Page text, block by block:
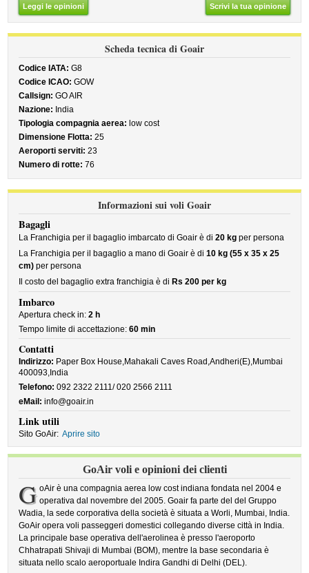
Leggi le opinioni Scrivi la tua opinione
Scheda tecnica di Goair
Codice IATA: G8
Codice ICAO: GOW
Callsign: GO AIR
Nazione: India
Tipologia compagnia aerea: low cost
Dimensione Flotta: 25
Aeroporti serviti: 23
Numero di rotte: 76
Informazioni sui voli Goair
Bagagli
La Franchigia per il bagaglio imbarcato di Goair è di20 kg per persona
La Franchigia per il bagaglio a mano di Goair è di10 kg (55 x 35 x 25
cm) per persona
Il costo del bagaglio extra franchigia è di Rs 200 per kg
Imbarco
Apertura check in:2 h
Tempo limite di accettazione:60 min
Contatti
Indirizzo: Paper Box House,Mahakali Caves Road,Andheri(E),Mumbai
400093,India
Telefono: 092 2322 2111/ 020 2566 2111
eMail: info@goair.in
Link utili
Sito GoAir: Aprire sito
GoAir voli e opinioni dei clienti
G oAir è una compagnia aerea low cost indiana fondata nel 2004 e
operativa dal novembre del 2005. Goair fa parte del del Gruppo
Wadia, la sede corporativa della società è situata a Worli, Mumbai, India.
GoAir opera voli passeggeri domestici collegando diverse città in India.
La principale base operativa dell'aerolinea è presso l'aeroporto
Chhatrapati Shivaji di Mumbai (BOM), mentre la base secondaria è
situata nello scalo aeroportuale Indira Gandhi di Delhi (DEL).